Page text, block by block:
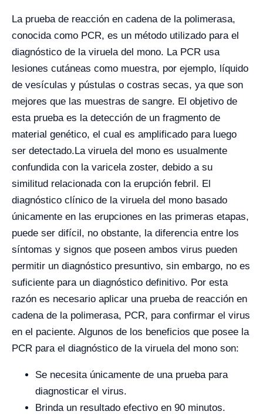
La prueba de reacción en cadena de la polimerasa,
conocida como PCR, es un método utilizado para el
diagnóstico de la viruela del mono. La PCR usa
lesiones cutáneas como muestra, por ejemplo, líquido
de vesículas y pústulas o costras secas, ya que son
mejores que las muestras de sangre. El objetivo de
esta prueba es la detección de un fragmento de
material genético, el cual es amplificado para luego
ser detectado.La viruela del mono es usualmente
confundida con la varicela zoster, debido a su
similitud relacionada con la erupción febril. El
diagnóstico clínico de la viruela del mono basado
únicamente en las erupciones en las primeras etapas,
puede ser difícil, no obstante, la diferencia entre los
síntomas y signos que poseen ambos virus pueden
permitir un diagnóstico presuntivo, sin embargo, no es
suficiente para un diagnóstico definitivo. Por esta
razón es necesario aplicar una prueba de reacción en
cadena de la polimerasa, PCR, para confirmar el virus
en el paciente. Algunos de los beneficios que posee la
PCR para el diagnóstico de la viruela del mono son:
Se necesita únicamente de una prueba para
diagnosticar el virus.
Brinda un resultado efectivo en 90 minutos.